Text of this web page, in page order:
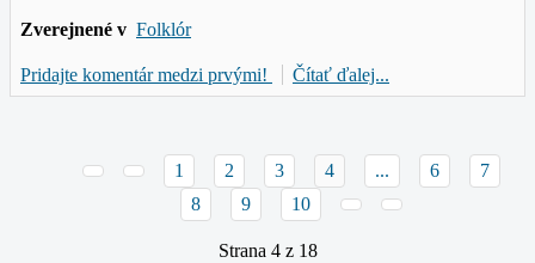
Zverejnené v Folklór
Pridajte komentár medzi prvými! Čítať ďalej...
1 2 3 4 ... 6
7
8
9 10
Strana 4 z 18